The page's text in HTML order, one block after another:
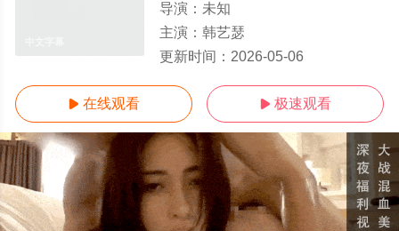
导演： 未知
主演： 韩艺瑟
更新时间： 2026-05-06
 在线观看  极速观看